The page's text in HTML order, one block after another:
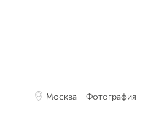
Москва Фотография